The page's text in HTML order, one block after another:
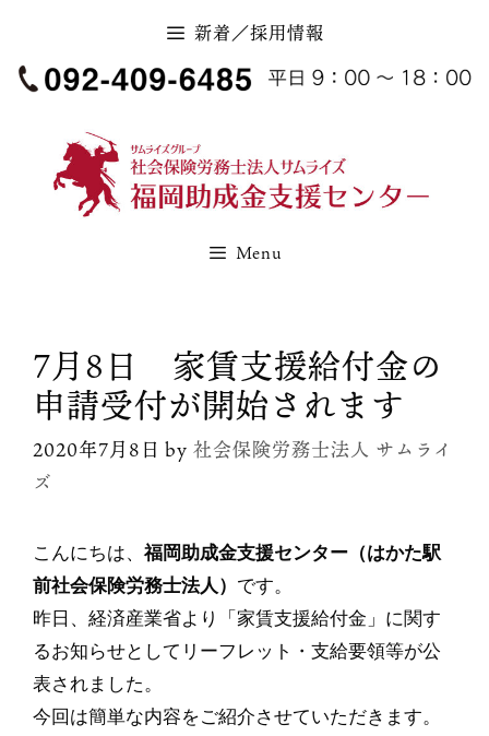
新着／採用情報
Menu
7月8日 家賃支援給付金の
申請受付が開始されます
2020年7月8日 by 社会保険労務士法人 サムライ
ズ
こんにちは、福岡助成金支援センター（はかた駅
前社会保険労務士法人） です。
昨日、経済産業省より「家賃支援給付金」に関す
るお知らせとしてリーフレット・支給要領等が公
表されました。
今回は簡単な内容をご紹介させていただきます。